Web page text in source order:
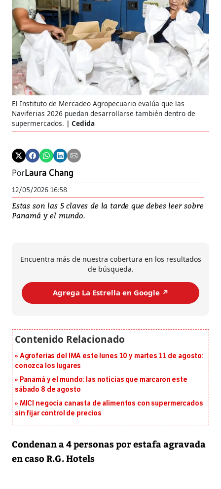
El Instituto de Mercadeo Agropecuario evalúa que las
Naviferias 2026 puedan desarrollarse también dentro de
supermercados.
Cedida
PorLaura Chang
12/05/2026 16:58
Estas son las 5 claves de la tarde que debes leer sobre
Panamá y el mundo.
Encuentra más de nuestra cobertura en los resultados
de búsqueda.
Agrega La Estrella en Google ↗️
Agroferias del IMA este lunes 10 y martes 11 de agosto:
conozca los lugares
Panamá y el mundo: las noticias que marcaron este
sábado 8 de agosto
MICI negocia canasta de alimentos con supermercados
sin fijar control de precios
Condenan a 4 personas por estafa agravada
en caso R.G. Hotels